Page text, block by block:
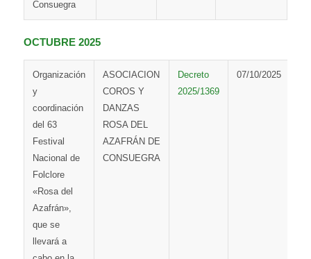
Consuegra
OCTUBRE 2025
Organización
y
coordinación
del 63
Festival
Nacional de
Folclore
«Rosa del
Azafrán»,
que se
llevará a
ASOCIACION
COROS Y
DANZAS
ROSA DEL
AZAFRÁN DE
CONSUEGRA
Decreto
2025/1369
07/10/2025